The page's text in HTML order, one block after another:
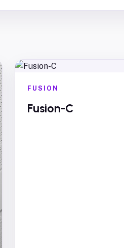
FUSION
Fusion-C